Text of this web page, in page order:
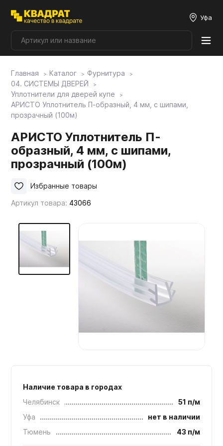
Уфа
Плитные материалы
Фурнитура
Столешницы
Мой ЭГГЕР
Фасады
Мебельные образцы, каталоги
Главная Каталог
Фурнитура
04. СИСТЕМЫ ДВЕРЕЙ
Уплотнители для дверей купе
АРИСТО Уплотнитель П-образный, 4 мм, с шипами,
прозрачный (100м)
АРИСТО Уплотнитель П-
образный, 4 мм, с шипами,
прозрачный (100м)
Артикул товара: 43066
Избранные товары
Наличие товара в городах
Челябинск
51 п/м
Уфа
нет в наличии
Тюмень
43 п/м